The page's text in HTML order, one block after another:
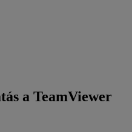
a TeamViewer